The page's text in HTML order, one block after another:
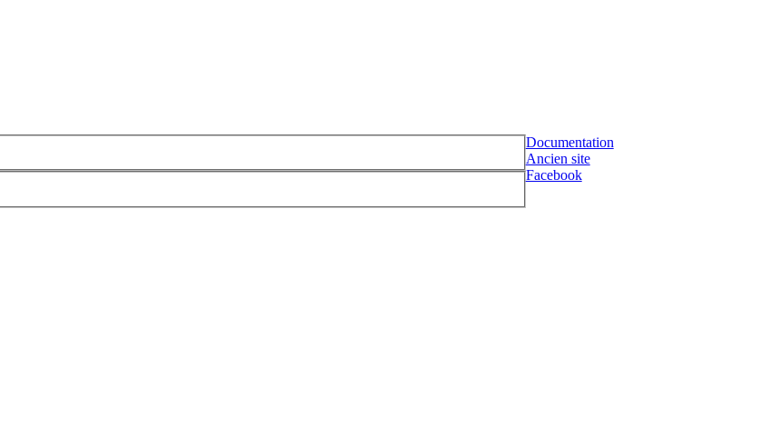
Documentation
Ancien site
Facebook